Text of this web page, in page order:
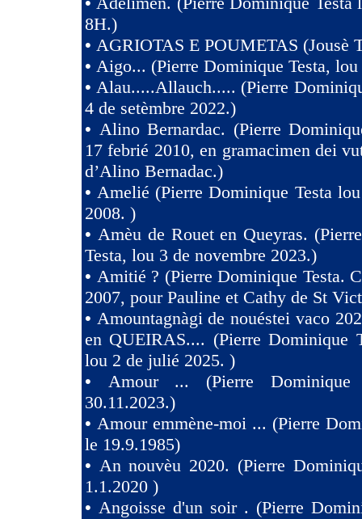
8H.)
• AGRIOTAS E POUMETAS (Jousè
• Aigo... (Pierre Dominique Testa, lou
•Alau.....Allauch..... (Pierre
4 de setèmbre 2022.)
• Alino Bernardac. (Pierre
17 febrié 2010, en gramacimen dei
d’Alino Bernadac.)
•Amelié (Pierre Dominique Testa
2008. )
• Amèu de Rouet en Queyras.
Testa, lou 3 de novembre 2023.)
• Amitié ? (Pierre Dominique Testa.
2007, pour Pauline et Cathy de St
• Amountagnàgi de nouéstei vaco
en QUEIRAS.... (Pierre Dominique
lou 2 de julié 2025. )
• Amour ... (Pierre Dominique
30.11.2023.)
• Amour emmène-moi ... (Pierre
le 19.9.1985)
• An nouvèu 2020. (Pierre
1.1.2020 )
• Angoisse d'un soir . (Pierre